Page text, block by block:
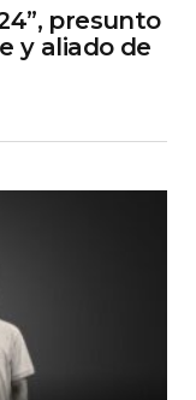
presunto
y aliado de